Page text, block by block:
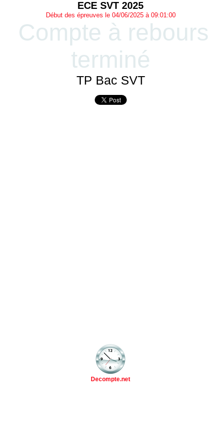
ECE SVT 2025
Début des épreuves le 04/06/2025 à 09:01:00
Compte à rebours
terminé
TP Bac SVT
Decompte.net